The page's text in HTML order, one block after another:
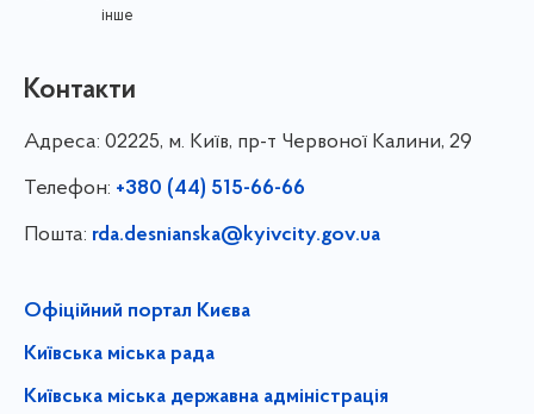
інше
Контакти
Адреса: 02225, м. Київ, пр-т Червоної Калини, 29
Телефон: +380 (44) 515-66-66
Пошта: rda.desnianska@kyivcity.gov.ua
Офіційний портал Києва
Київська міська рада
Київська міська державна адміністрація